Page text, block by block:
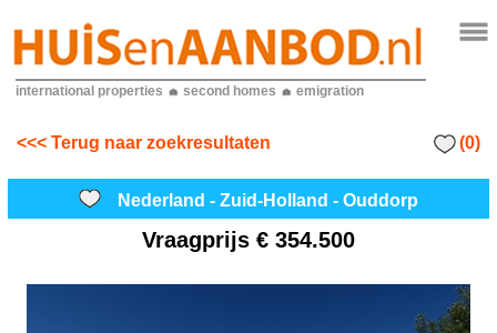
international properties second homes emigration
<<< Terug naar zoekresultaten (0)
Nederland - Zuid-Holland - Ouddorp
Vraagprijs € 354.500